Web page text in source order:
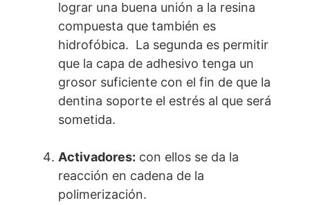
lograr una buena unión a la resina
compuesta que también es
hidrofóbica. La segunda es permitir
que la capa de adhesivo tenga un
grosor suficiente con el fin de que la
dentina soporte el estrés al que será
sometida.
Activadores: con ellos se da la
reacción en cadena de la
polimerización.